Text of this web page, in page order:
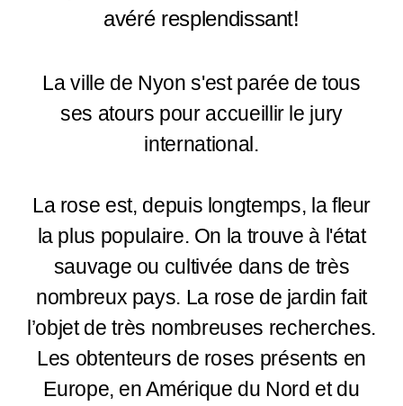
avéré resplendissant!
La ville de Nyon s'est parée de tous
ses atours pour accueillir le jury
international.
La rose est, depuis longtemps, la fleur
la plus populaire. On la trouve à l'état
sauvage ou cultivée dans de très
nombreux pays. La rose de jardin fait
l’objet de très nombreuses recherches.
Les obtenteurs de roses présents en
Europe, en Amérique du Nord et du